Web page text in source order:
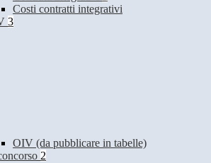
Costi contratti integrativi
3
OIV (da pubblicare in tabelle)
2